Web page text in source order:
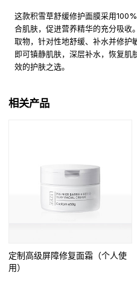
这款积雪草舒缓修护面膜采用
合肌肤，促进营养精华的充分吸收
取物，针对性地舒缓、补水并修护
即可镇静肌肤，深层补水，恢复肌
效的护肤之选。
相关产品
定制高级屏障修复面霜（个人使
用）